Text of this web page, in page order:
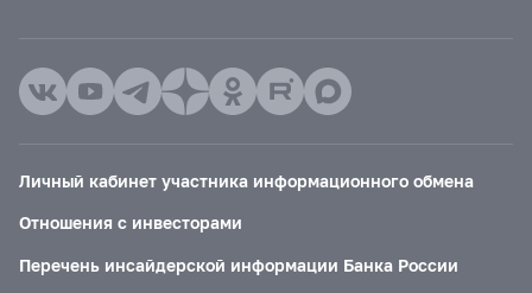
Личный кабинет участника информационного обмена
Отношения с инвесторами
Перечень инсайдерской информации Банка России